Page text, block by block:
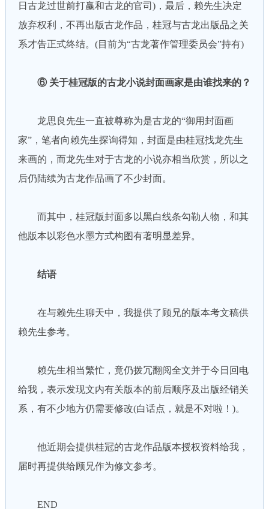
日古龙过世前打赢和古龙的官司)，最后，赖先生决定
放弃权利，不再出版古龙作品，桂冠与古龙出版品之关
系才告正式终结。(目前为“古龙著作管理委员会”持有)
⑥ 关于桂冠版的古龙小说封面画家是由谁找来的？
龙思良先生一直被尊称为是古龙的“御用封面画
家”，笔者向赖先生探询得知，封面是由桂冠找龙先生
来画的，而龙先生对于古龙的小说亦相当欣赏，所以之
后仍陆续为古龙作品画了不少封面。
而其中，桂冠版封面多以黑白线条勾勒人物，和其
他版本以彩色水墨方式构图有著明显差异。
结语
在与赖先生聊天中，我提供了顾兄的版本考文稿供
赖先生参考。
赖先生相当繁忙，竟仍拨冗翻阅全文并于今日回电
给我，表示发现文内有关版本的前后顺序及出版经销关
系，有不少地方仍需要修改(白话点，就是不对啦！)。
他近期会提供桂冠的古龙作品版本授权资料给我，
届时再提供给顾兄作为修文参考。
END